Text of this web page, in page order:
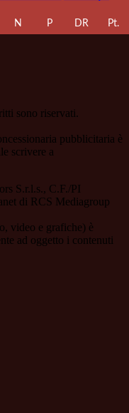
N P DR Pt.
sono riservati.
pubblicitaria è
scrivere a
S.r.l.s., C.F./PI
di RCS Mediagroup
video e grafiche) è
ad oggetto i contenuti